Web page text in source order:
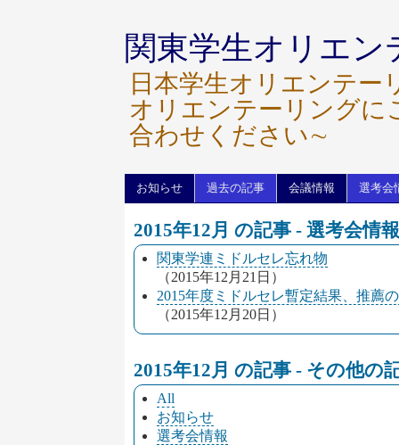
関東学生オリエン
日本学生オリエンテ
オリエンテーリングに
合わせください∼
お知らせ 過去の記事 会議情報 選考会
2015年12月 の記事 - 選考会情報
関東学連ミドルセレ忘れ物
（2015年12月21日）
2015年度ミドルセレ暫定結果、推薦
（2015年12月20日）
2015年12月 の記事 - その他の
All
お知らせ
選考会情報